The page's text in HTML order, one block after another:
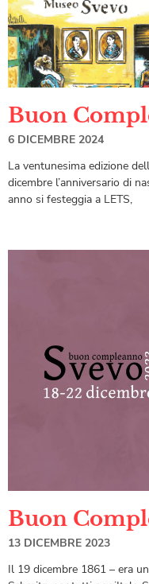
Buon
6 DICEMBRE 2024
La ventunesima edizione
dicembre l’anniversario di
anno si festeggia a LETS,
Buon
13 DICEMBRE 2023
Il 19 dicembre 1861 – era